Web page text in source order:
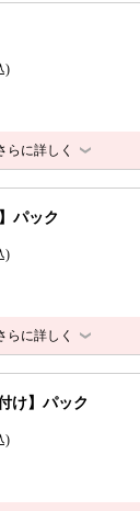
)
らに詳しく
パック
)
らに詳しく
け】パック
)